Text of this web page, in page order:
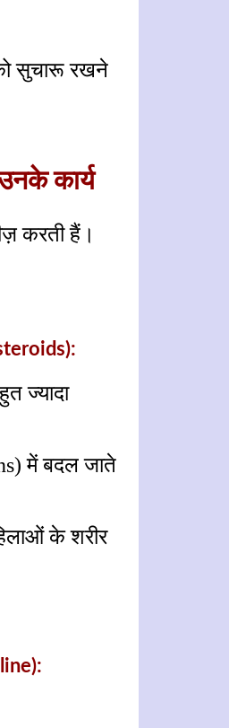
सुचारू रखने
कार्य
करती हैं।
ज्यादा
में बदल जाते
के शरीर